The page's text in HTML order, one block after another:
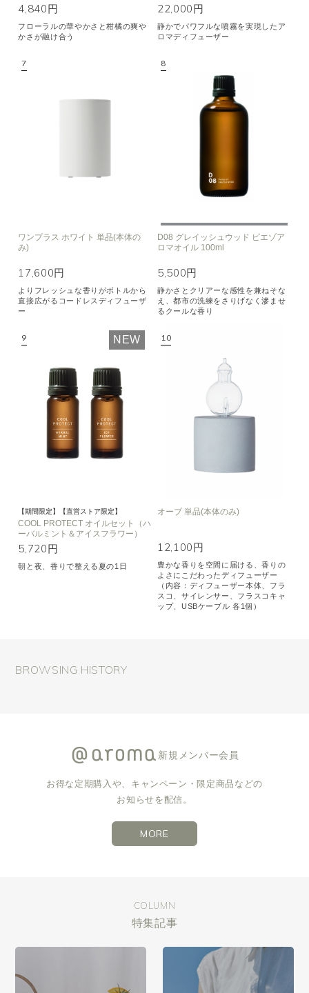
4,840円
フローラルの華やかさと柑橘の爽や
かさが融け合う
22,000円
静かでパワフルな噴霧を実現したア
ロマディフューザー
ワンプラス ホワイト 単品(本体の
み)
17,600円
よりフレッシュな香りがボトルから
直接広がるコードレスディフューザ
ー
D08 グレイッシュウッド ピエゾア
ロマオイル 100ml
5,500円
静かさとクリアーな感性を兼ねそな
え、都市の洗練をさりげなく滲ませ
るクールな香り
NEW
【期間限定】【直営ストア限定】
COOL PROTECT オイルセット（ハ
ーバルミント＆アイスフラワー）
5,720円
朝と夜、香りで整える夏の1日
オーブ 単品(本体のみ)
12,100円
豊かな香りを空間に届ける、香りの
よさにこだわったディフューザー
（内容：ディフューザー本体、フラ
スコ、サイレンサー、フラスコキャ
ップ、USBケーブル 各1個）
BROWSING HISTORY
新規メンバー会員
お得な定期購入や、キャンペーン・限定商品などの
お知らせを配信。
MORE
COLUMN
特集記事